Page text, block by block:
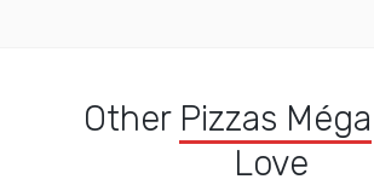
Other Pizzas Méga
Love